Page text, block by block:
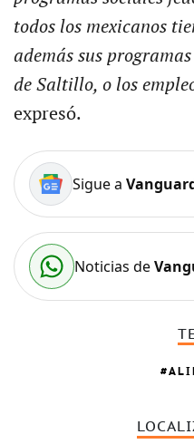
todos los mexicanos
además sus
de Saltillo, o los
expresó.
Sigue a
Noticias de